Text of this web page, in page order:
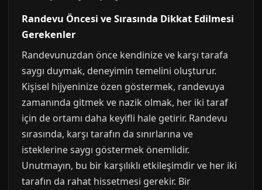
Randevu Öncesi ve Sırasında Dikkat Edilmesi
Gerekenler
Randevunuzdan önce kendinize ve karşı tarafa
saygı duymak, deneyimin temelini oluşturur.
Kişisel hijyeninize özen göstermek, randevuya
zamanında gitmek ve nazik olmak, her iki taraf
için de ortamı daha keyifli hale getirir. Randevu
sırasında, karşı tarafın da sınırlarına ve
isteklerine saygı göstermek önemlidir.
Unutmayın, bu bir karşılıklı etkileşimdir ve her iki
tarafın da rahat hissetmesi gerekir. Bir